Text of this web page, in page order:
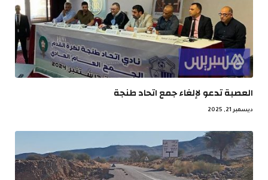
العصبة تدعو لإلغاء جمع اتحاد طنجة
ديسمبر 21, 2025